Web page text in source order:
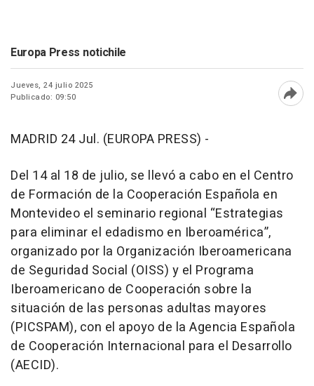
Europa Press notichile
Jueves, 24 julio 2025
Publicado: 09:50
MADRID 24 Jul. (EUROPA PRESS) -
Del 14 al 18 de julio, se llevó a cabo en el Centro
de Formación de la Cooperación Española en
Montevideo el seminario regional “Estrategias
para eliminar el edadismo en Iberoamérica”,
organizado por la Organización Iberoamericana
de Seguridad Social (OISS) y el Programa
Iberoamericano de Cooperación sobre la
situación de las personas adultas mayores
(PICSPAM), con el apoyo de la Agencia Española
de Cooperación Internacional para el Desarrollo
(AECID).